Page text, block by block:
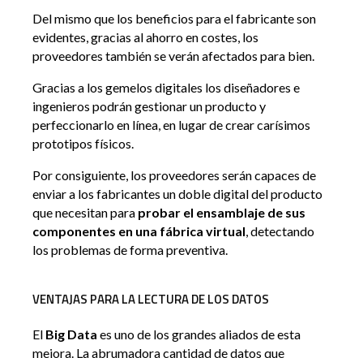
Del mismo que los beneficios para el fabricante son
evidentes, gracias al ahorro en costes, los
proveedores también se verán afectados para bien.
Gracias a los gemelos digitales los diseñadores e
ingenieros podrán gestionar un producto y
perfeccionarlo en línea, en lugar de crear carísimos
prototipos físicos.
Por consiguiente, los proveedores serán capaces de
enviar a los fabricantes un doble digital del producto
que necesitan para probar el ensamblaje de sus
componentes en una fábrica virtual, detectando
los problemas de forma preventiva.
VENTAJAS PARA LA LECTURA DE LOS DATOS
El Big Data es uno de los grandes aliados de esta
mejora. La abrumadora cantidad de datos que